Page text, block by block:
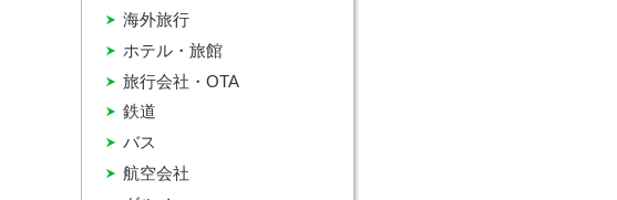
バス
ホテル・旅館
旅行会社・OTA
海外旅行
航空会社
鉄道